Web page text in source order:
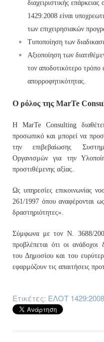
διαχειριστικής
1429:2008 είναι
των επιχειρησιακών
Τυποποίηση των
Αξιοποίηση των
τον αποδοτικότερο τρόπο
απορροφητικότητας.
Ο ρόλος της MarTe
Η MarTe Consulting
προσωπικό και μπορεί να
την επιβεβαίωσης
Οργανισμών για την
προστιθέμενης αξίας.
Ως υπηρεσίες επικοινωνίας
261/1997 όπου αναφέρονται
δραστηριότητες».
Σύμφωνα με τον Ν. 3688/
προβλέπεται ότι οι ανάδοχοι
του Δημοσίου και του
εφαρμόζουν τις απαιτήσεις
Ετικέτες: ΕΛΟΤ 1429:2008